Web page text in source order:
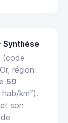
Synthèse
(code
région
59
km²).
et son